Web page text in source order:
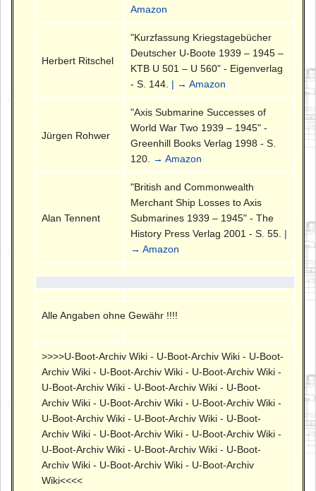
Amazon
Herbert Ritschel
"Kurzfassung Kriegstagebücher
Deutscher U-Boote 1939 – 1945 –
KTB U 501 – U 560" - Eigenverlag
- S. 144. | → Amazon
Jürgen Rohwer
"Axis Submarine Successes of
World War Two 1939 – 1945" -
Greenhill Books Verlag 1998 - S.
120.
→ Amazon
Alan Tennent
"British and Commonwealth
Merchant Ship Losses to Axis
Submarines 1939 – 1945" - The
History Press Verlag 2001 - S. 55. |
→ Amazon
Alle Angaben ohne Gewähr !!!!
>>>>U-Boot-Archiv Wiki - U-Boot-Archiv Wiki - U-Boot-
Archiv Wiki - U-Boot-Archiv Wiki - U-Boot-Archiv Wiki -
U-Boot-Archiv Wiki - U-Boot-Archiv Wiki - U-Boot-
Archiv Wiki - U-Boot-Archiv Wiki - U-Boot-Archiv Wiki -
U-Boot-Archiv Wiki - U-Boot-Archiv Wiki - U-Boot-
Archiv Wiki - U-Boot-Archiv Wiki - U-Boot-Archiv Wiki -
U-Boot-Archiv Wiki - U-Boot-Archiv Wiki - U-Boot-
Archiv Wiki - U-Boot-Archiv Wiki - U-Boot-Archiv
Wiki<<<<